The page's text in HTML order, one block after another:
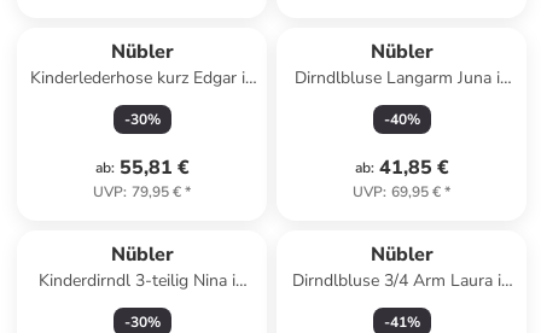
Nübler
Kinderlederhose kurz Edgar in
Braun
-30%
ab: 55,81 €
UVP: 79,95 €*
Nübler
Dirndlbluse Langarm Juna in
Creme
-40%
ab: 41,85 €
UVP: 69,95 €*
Nübler
Kinderdirndl 3-teilig Nina in
Weiß
-30%
Nübler
Dirndlbluse 3/4 Arm Laura in
Weiß
-41%